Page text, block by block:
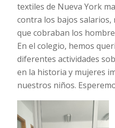
textiles de Nueva York
contra los bajos salarios,
que cobraban los
En el colegio, hemos
diferentes actividades
en la historia y mujeres
nuestros niños.